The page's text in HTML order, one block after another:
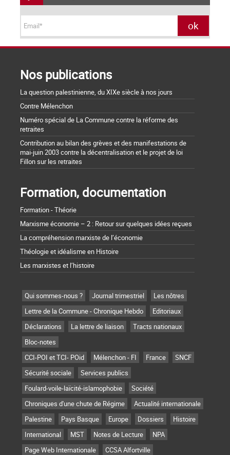
Nos publications
La question palestinienne, du XIXe siècle à nos jours
Contre Mélenchon
Numéro spécial de La Commune contre la réforme des
retraites
Contribution au bilan des grèves et des manifestations de
mai-juin 2003 contre la décentralisation et le projet de loi
Fillon sur les retraites
Formation, documentation
Formation - Théorie
Marxisme économie – 2 : Retour sur quelques idées reçues
La compréhension marxiste de l’économie
Théologie et idéalisme en Histoire
Les marxistes et l’histoire
Qui sommes-nous ? Journal trimestriel
Les nôtres
Lettre de la Commune - Chronique Hebdo
Editoriaux
Déclarations
La lettre de liaison
Tracts nationaux
Bloc-notes
CCI-POI et TCI- POid
Mélenchon - FI France
SNCF
Sécurité sociale
Services publics
Foulard-voile-laïcité-islamophobie
Société
Chroniques d'une chute de Régime
Actualité internationale
Palestine
Pays Basque Europe Dossiers
Histoire
International
MST Notes de Lecture
NPA
Page Web Internationale
CCSA Alfortville